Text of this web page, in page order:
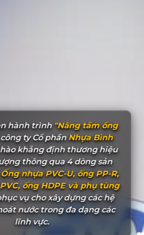
hành trình "Nâng tầm ống
ty Cổ phầnNhựa Bình
khẳng định thương hiệu
thông qua 4 dòng sản
Ống nhựa PVC-U, ống PP-R,
ống HDPE và phụ tùng
vụ cho xây dựng các hệ
nước trong đa dạng các
lĩnh vực.